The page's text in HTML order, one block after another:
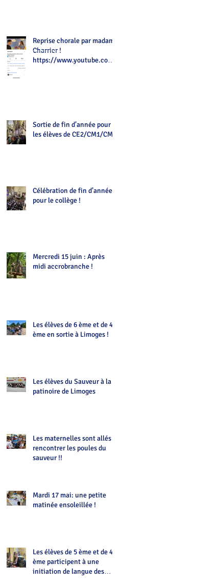
Reprise chorale par madame
Charrier !
https://www.youtube.com/
Sortie de fin d’année pour
les élèves de CE2/CM1/CM2
Célébration de fin d’année
pour le collège !
Mercredi 15 juin : Après
midi accrobranche !
Les élèves de 6 ème et de 4
ème en sortie à Limoges !
Les élèves du Sauveur à la
patinoire de Limoges
Les maternelles sont allés
rencontrer les poules du
sauveur !!
Mardi 17 mai: une petite
matinée ensoleillée !
Les élèves de 5 ème et de 4
ème participent à une
initiation de langue des